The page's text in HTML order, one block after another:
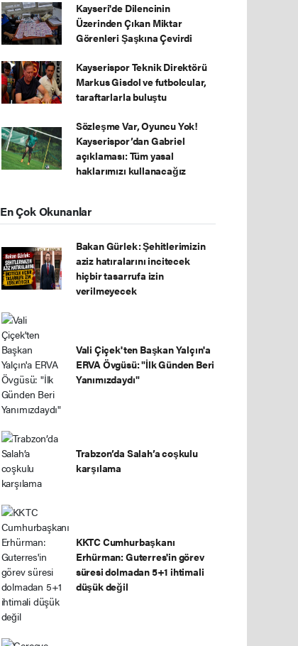
Kayseri'de Dilencinin
Üzerinden Çıkan Miktar
Görenleri Şaşkına Çevirdi
Kayserispor Teknik Direktörü
Markus Gisdol ve futbolcular,
taraftarlarla buluştu
Sözleşme Var, Oyuncu Yok!
Kayserispor’dan Gabriel
açıklaması: Tüm yasal
haklarımızı kullanacağız
En Çok Okunanlar
Bakan Gürlek: Şehitlerimizin
aziz hatıralarını incitecek
hiçbir tasarrufa izin
verilmeyecek
Vali Çiçek'ten Başkan Yalçın'a
ERVA Övgüsü: "İlk Günden Beri
Yanımızdaydı"
Trabzon’da Salah’a coşkulu
karşılama
KKTC Cumhurbaşkanı
Erhürman: Guterres'in görev
süresi dolmadan 5+1 ihtimali
düşük değil